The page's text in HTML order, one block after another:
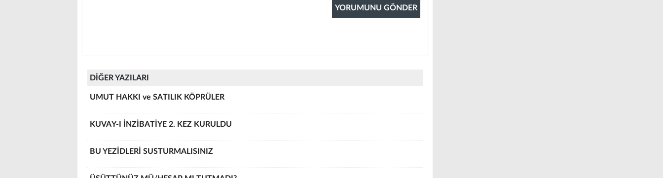
DİĞER YAZILARI
UMUT HAKKI ve SATILIK KÖPRÜLER
KUVAY-I İNZİBATİYE 2. KEZ KURULDU
BU YEZİDLERİ SUSTURMALISINIZ